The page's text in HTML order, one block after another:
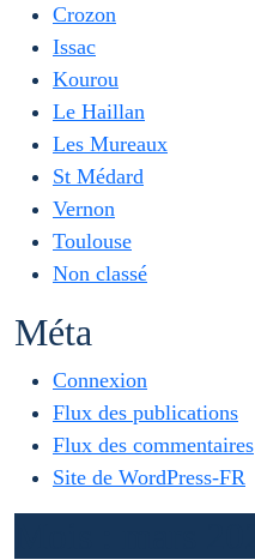
Crozon
Issac
Kourou
Le Haillan
Les Mureaux
St Médard
Vernon
Toulouse
Non classé
Méta
Connexion
Flux des publications
Flux des commentaires
Site de WordPress-FR